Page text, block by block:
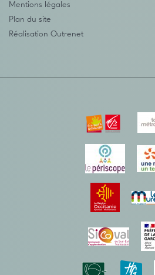
Mentions légales
Plan du site
Réalisation Outrenet